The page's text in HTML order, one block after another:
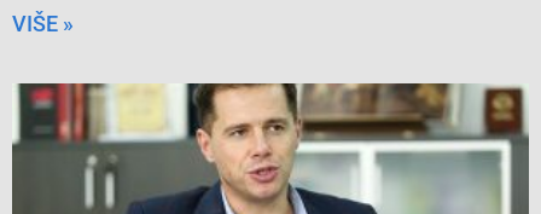
VIŠE »